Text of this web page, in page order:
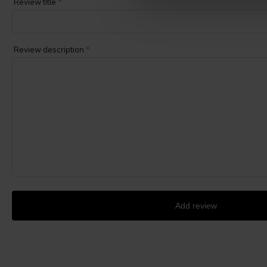
Review title *
Review description *
Add review